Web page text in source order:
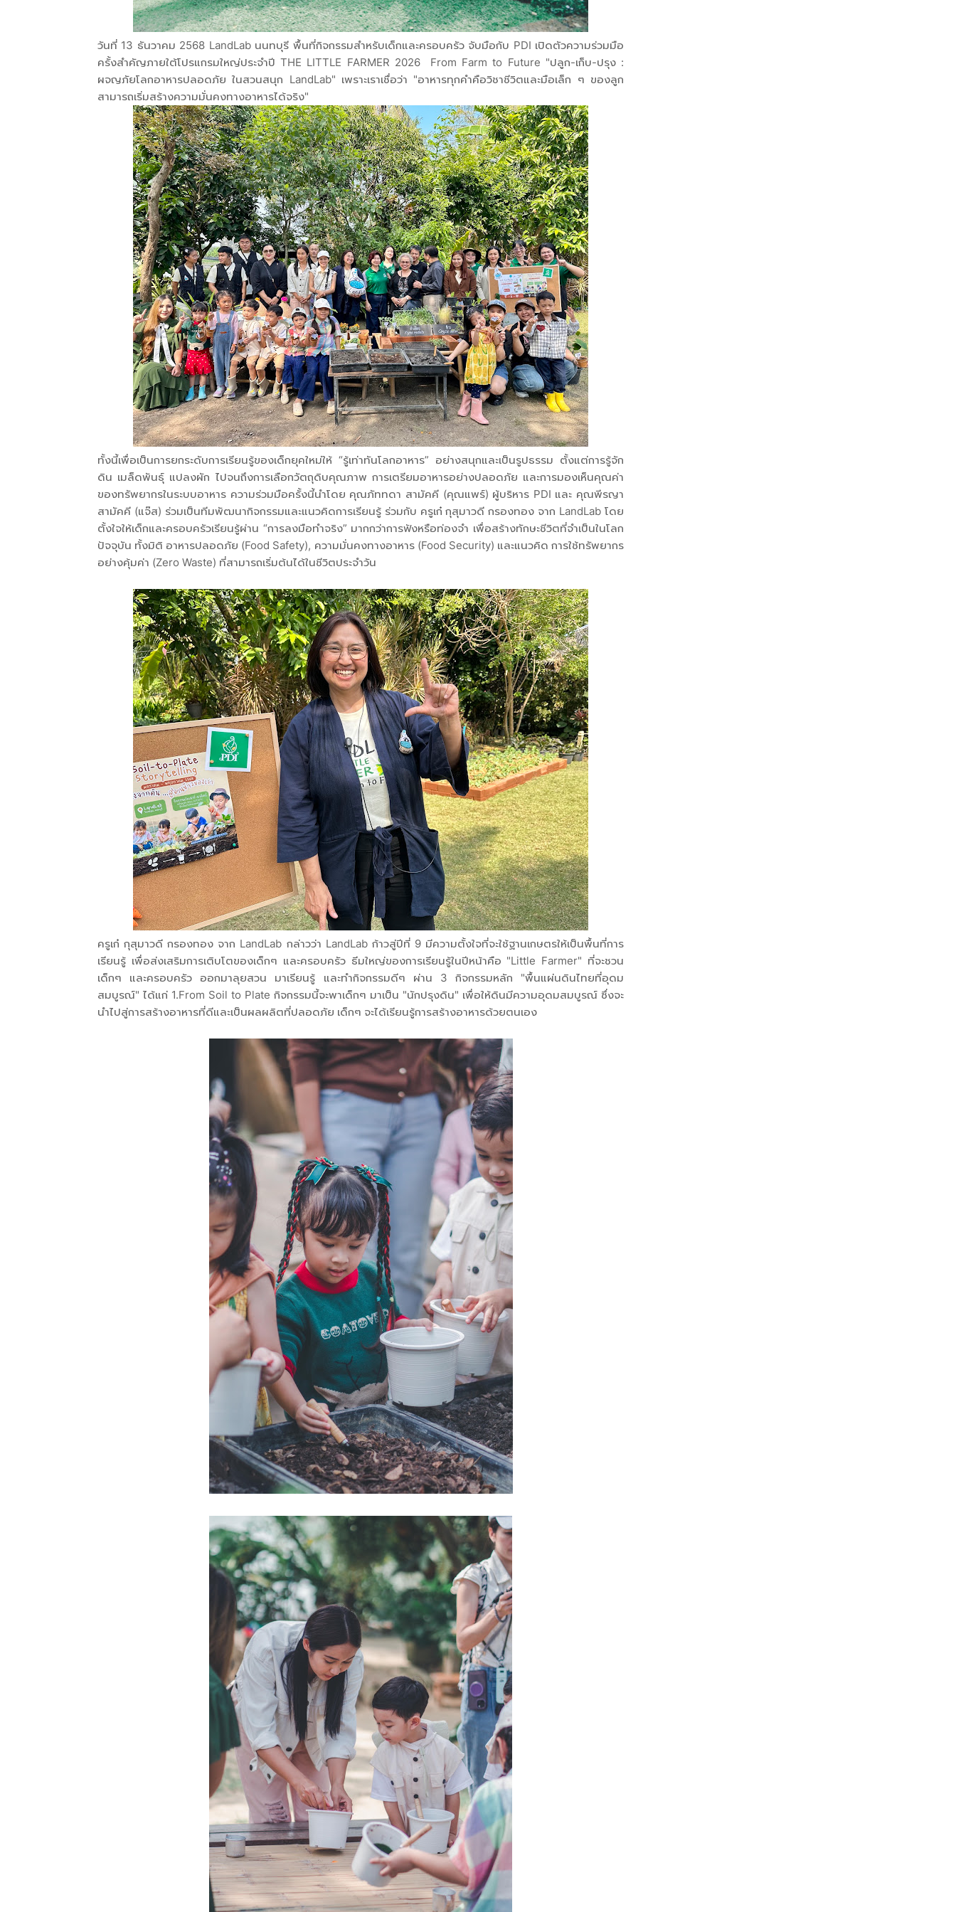
วันที่ 13 ธันวาคม 2568 LandLab นนทบุรี พื้นที่กิจกรรมสำหรับเด็กและครอบครัว จับมือกับ PDI เปิดตัวความร่วมมือ
ครั้งสำคัญภายใต้โปรแกรมใหญ่ประจำปี THE LITTLE FARMER 2026 From Farm to Future "ปลูก-เก็บ-ปรุง :
ผจญภัยโลกอาหารปลอดภัย ในสวนสนุก LandLab" เพราะเราเชื่อว่า "อาหารทุกคำคือวิชาชีวิตและมือเล็ก ๆ ของลูก
สามารถเริ่มสร้างความมั่นคงทางอาหารได้จริง"
ทั้งนี้เพื่อเป็นการยกระดับการเรียนรู้ของเด็กยุคใหม่ให้ “รู้เท่าทันโลกอาหาร” อย่างสนุกและเป็นรูปธรรม ตั้งแต่การรู้จัก
ดิน เมล็ดพันธุ์ แปลงผัก ไปจนถึงการเลือกวัตถุดิบคุณภาพ การเตรียมอาหารอย่างปลอดภัย และการมองเห็นคุณค่า
ของทรัพยากรในระบบอาหาร ความร่วมมือครั้งนี้นำโดย คุณภัททดา สามัคคี (คุณแพร์) ผู้บริหาร PDI และ คุณพีรญา
สามัคคี (แจ๊ส) ร่วมเป็นทีมพัฒนากิจกรรมและแนวคิดการเรียนรู้ ร่วมกับ ครูเก๋ กุสุมาวดี กรองทอง จาก LandLab โดย
ตั้งใจให้เด็กและครอบครัวเรียนรู้ผ่าน “การลงมือทำจริง” มากกว่าการฟังหรือท่องจำ เพื่อสร้างทักษะชีวิตที่จำเป็นในโลก
ปัจจุบัน ทั้งมิติ อาหารปลอดภัย (Food Safety), ความมั่นคงทางอาหาร (Food Security) และแนวคิด การใช้ทรัพยากร
อย่างคุ้มค่า (Zero Waste) ที่สามารถเริ่มต้นได้ในชีวิตประจำวัน
ครูเก๋ กุสุมาวดี กรองทอง จาก LandLab กล่าวว่า LandLab ก้าวสู่ปีที่ 9 มีความตั้งใจที่จะใช้ฐานเกษตรให้เป็นพื้นที่การ
เรียนรู้ เพื่อส่งเสริมการเติบโตของเด็กๆ และครอบครัว ธีมใหญ่ของการเรียนรู้ในปีหน้าคือ "Little Farmer" ที่จะชวน
เด็กๆ และครอบครัว ออกมาลุยสวน มาเรียนรู้ และทำกิจกรรมดีๆ ผ่าน 3 กิจกรรมหลัก "พื้นแผ่นดินไทยที่อุดม
สมบูรณ์" ได้แก่ 1.From Soil to Plate กิจกรรมนี้จะพาเด็กๆ มาเป็น "นักปรุงดิน" เพื่อให้ดินมีความอุดมสมบูรณ์ ซึ่งจะ
นำไปสู่การสร้างอาหารที่ดีและเป็นผลผลิตที่ปลอดภัย เด็กๆ จะได้เรียนรู้การสร้างอาหารด้วยตนเอง